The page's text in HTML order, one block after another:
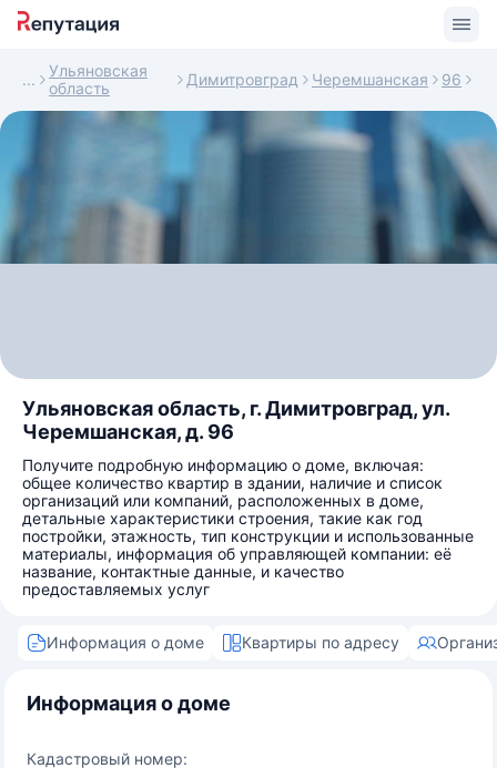
Ульяновская
область
Димитровград Черемшанская 96
Ульяновская область, г. Димитровград, ул.
Черемшанская, д. 96
Получите подробную информацию о доме, включая:
общее количество квартир в здании, наличие и список
организаций или компаний, расположенных в доме,
детальные характеристики строения, такие как год
постройки, этажность, тип конструкции и использованные
материалы, информация об управляющей компании: её
название, контактные данные, и качество
предоставляемых услуг
Информация о доме Квартиры по адресу
Информация о доме
Кадастровый номер: